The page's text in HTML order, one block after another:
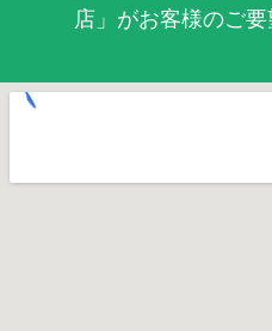
店」がお客様のご要